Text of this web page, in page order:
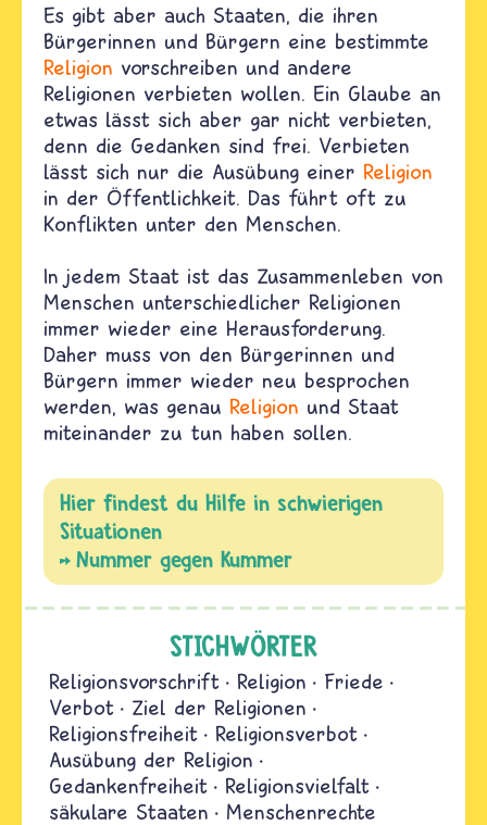
Es gibt aber auch Staaten, die ihren
Bürgerinnen und Bürgern eine bestimmte
Religion vorschreiben und andere
Religionen verbieten wollen. Ein Glaube an
etwas lässt sich aber gar nicht verbieten,
denn die Gedanken sind frei. Verbieten
lässt sich nur die Ausübung einer Religion
in der Öffentlichkeit. Das führt oft zu
Konflikten unter den Menschen.
In jedem Staat ist das Zusammenleben von
Menschen unterschiedlicher Religionen
immer wieder eine Herausforderung.
Daher muss von den Bürgerinnen und
Bürgern immer wieder neu besprochen
werden, was genau Religion und Staat
miteinander zu tun haben sollen.
Hier findest du Hilfe in schwierigen
Situationen
Nummer gegen Kummer
STICHWÖRTER
Religionsvorschrift Religion
Friede
Verbot
Ziel der Religionen
Religionsfreiheit
Religionsverbot
Ausübung der Religion
Gedankenfreiheit
Religionsvielfalt
säkulare Staaten
Menschenrechte